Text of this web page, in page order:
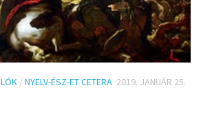
/NYELV-ÉSZ-ET CETERA 2019. JANUÁR 25.